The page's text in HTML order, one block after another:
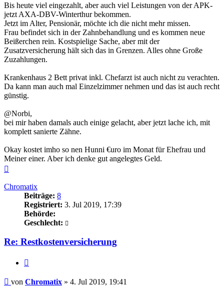
Bis heute viel eingezahlt, aber auch viel Leistungen von der APK-
jetzt AXA-DBV-Winterthur bekommen.
Jetzt im Alter, Pensionär, möchte ich die nicht mehr missen.
Frau befindet sich in der Zahnbehandlung und es kommen neue
Beißerchen rein. Kostspielige Sache, aber mit der
Zusatzversicherung hält sich das in Grenzen. Alles ohne Große
Zuzahlungen.
Krankenhaus 2 Bett privat inkl. Chefarzt ist auch nicht zu verachten.
Da kann man auch mal Einzelzimmer nehmen und das ist auch recht
günstig.
@Norbi,
bei mir haben damals auch einige gelacht, aber jetzt lache ich, mit
komplett sanierte Zähne.
Okay kostet imho so nen Hunni €uro im Monat für Ehefrau und
Meiner einer. Aber ich denke gut angelegtes Geld.
Chromatix
Beiträge: 8
Registriert: 3. Jul 2019, 17:39
Behörde:
Geschlecht:
Re: Restkostenversicherung
Beitrag
von Chromatix » 4. Jul 2019, 19:41